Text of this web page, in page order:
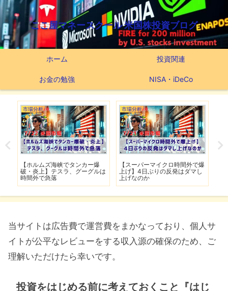
ここ屋マネースクール 米国株投資ブログ
ホーム 投資関連
お金の勉強 NISA・iDeCo
市場分析
【ホルムズ海峡でタンカー爆
破・炎上】テスラ、グーグルは
時間外で急落
市場分析
【スーパーマイクロ時間外で爆
上げ】4日ぶりの反発はダマし
上げなのか
当サイトは広告費で運営費をまかなっており、個人サ
イトが公平なレビューをする収入源の確保のため、ご
理解いただけたら幸いです。
投資をはじめる前に考えておくこと『はじ